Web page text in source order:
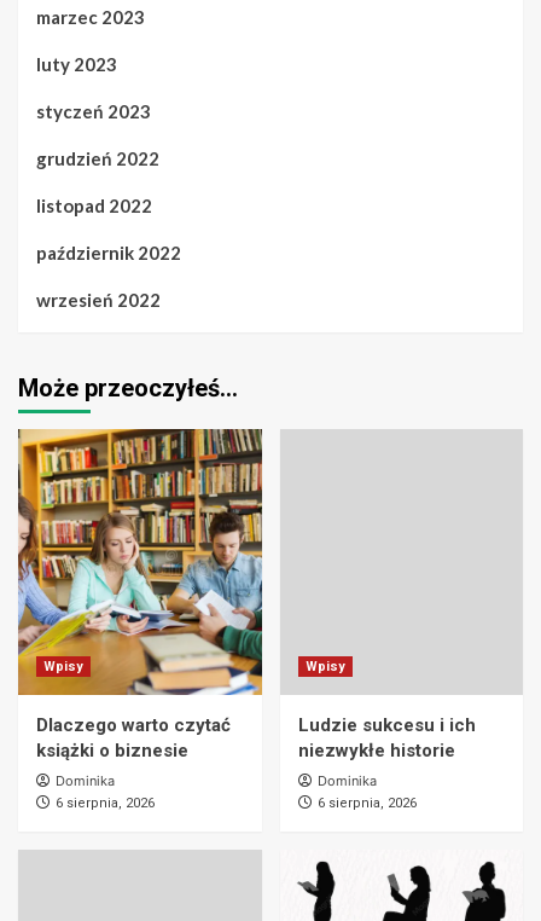
marzec 2023
luty 2023
styczeń 2023
grudzień 2022
listopad 2022
październik 2022
wrzesień 2022
Może przeoczyłeś…
Wpisy
Dlaczego warto czytać
książki o biznesie
Dominika
6 sierpnia, 2026
Wpisy
Ludzie sukcesu i ich
niezwykłe historie
Dominika
6 sierpnia, 2026